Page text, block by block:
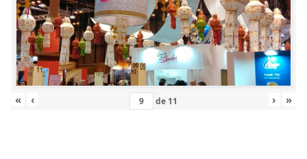
« ‹ de 11 › »